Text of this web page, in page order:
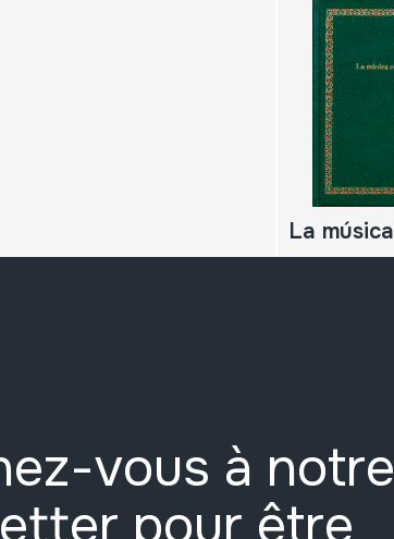
vous à notre